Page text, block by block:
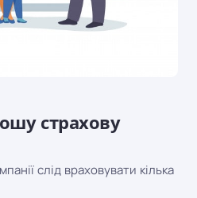
страхову
слід враховувати кілька